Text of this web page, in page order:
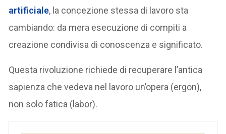
artificiale, la concezione stessa di lavoro sta
cambiando: da mera esecuzione di compiti a
creazione condivisa di conoscenza e significato.
Questa rivoluzione richiede di recuperare l’antica
sapienza che vedeva nel lavoro un’opera (ergon),
non solo fatica (labor).